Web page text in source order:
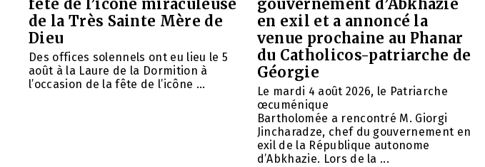
fête de l’icône miraculeuse
de la Très Sainte Mère de
Dieu
Des offices solennels ont eu lieu le 5
août à la Laure de la Dormition à
l’occasion de la fête de l’icône ...
gouvernement d’Abkhazie
en exil et a annoncé la
venue prochaine au Phanar
du Catholicos-patriarche de
Géorgie
Le mardi 4 août 2026, le Patriarche
œcuménique
Bartholomée a rencontré M. Giorgi
Jincharadze, chef du gouvernement en
exil de la République autonome
d’Abkhazie. Lors de la ...